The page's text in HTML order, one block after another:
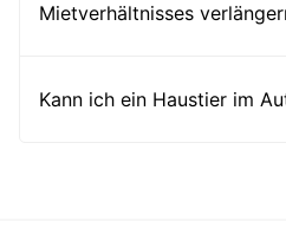
Mietverhältnisses
Kann ich ein Haustier im